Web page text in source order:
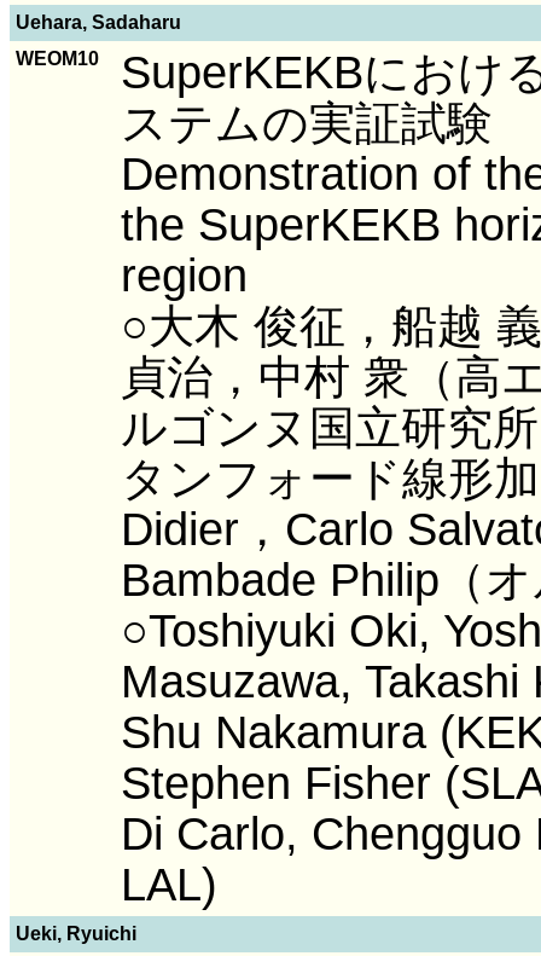
Uehara, Sadaharu
WEOM10
SuperKEKBにおけ
ステムの実証試験
Demonstration of
the SuperKEKB
region
○大木 俊征，船越
貞治，中村 衆（高
ルゴンヌ国立研究
タンフォード線形
Didier，Carlo
Bambade Philip（
○Toshiyuki Oki,
Masuzawa,
Shu Nakamura
Stephen Fisher
Di Carlo,
LAL)
Ueki, Ryuichi